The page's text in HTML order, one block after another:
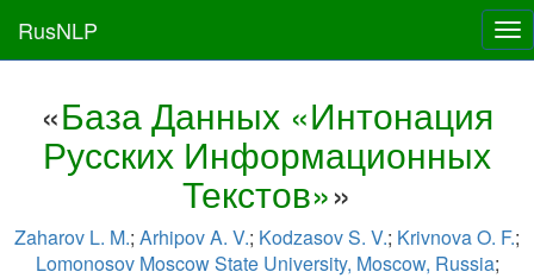
RusNLP
«База Данных «Интонация
Русских Информационных
Текстов»»
Zaharov L. M.; Arhipov A. V.; Kodzasov S. V.; Krivnova O. F.;
Lomonosov Moscow State University, Moscow, Russia;